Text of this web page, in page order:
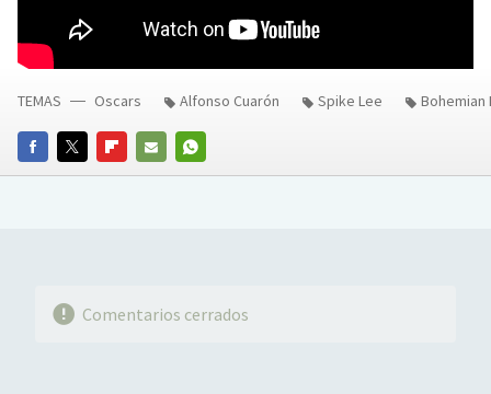
FACEBOOKTWITTERFLIPBOARD
E-
WHATSAPP
TEMAS Oscars Alfonso Cuarón Spike Lee Bohemian
Comentarios cerrados